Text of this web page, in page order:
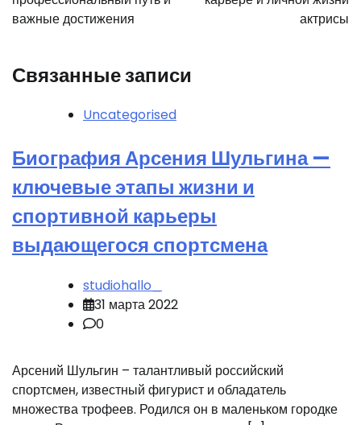
важные достижения
актрисы
Связанные записи
Uncategorised
Биография Арсения Шульгина —
ключевые этапы жизни и
спортивной карьеры
выдающегося спортсмена
studiohallo_
31 марта 2022
0
Арсений Шульгин – талантливый российский
спортсмен, известный фигурист и обладатель
множества трофеев. Родился он в маленьком городке